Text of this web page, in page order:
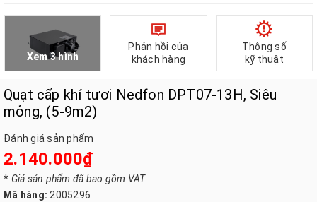
Xem 3 hình
Phản hồi của
khách hàng
Thông số
kỹ thuật
Quạt cấp khí tươi Nedfon DPT07-13H, Siêu
mỏng, (5-9m2)
Đánh giá sản phẩm
2.140.000₫
* Giá sản phẩm đã bao gồm VAT
Mã hàng: 2005296